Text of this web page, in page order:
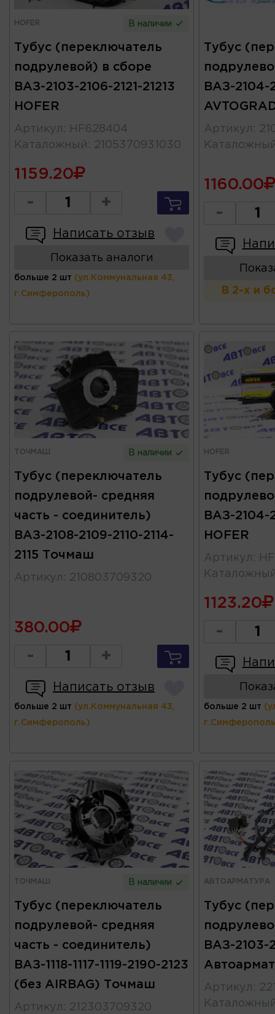
HOFER В наличии
Тубус (переключатель
подрулевой) в сборе
ВАЗ-2103-2106-2121-21213
HOFER
Артикул :
HF628404
Каталожный : 2105370931030
1159.20
- +
Написать отзыв
Показать аналоги
больше 2 шт (ул.Коммунальная 43,
г.Симферополь)
Тубус
ВАЗ-2104-
Артикул :
1160.00
-
В 2-х и
ТОЧМАШ В наличии
Тубус (переключатель
подрулевой- средняя
часть - соединитель)
ВАЗ-2108-2109-2110-2114-
2115 Точмаш
Артикул : 210803709320
380.00
- +
Написать отзыв
больше 2 шт (ул.Коммунальная 43,
г.Симферополь)
HOFER
Тубус
ВАЗ-2104-
HOFER
Артикул :
1123.20
-
больше 2 шт
ТОЧМАШ В наличии
Тубус (переключатель
подрулевой- средняя
часть - соединитель)
ВАЗ-1118-1117-1119-2190-2123
(без AIRBAG) Точмаш
Артикул : 212303709320
АВТОАРМАТУРА
Тубус
ВАЗ-2103-
Артикул :